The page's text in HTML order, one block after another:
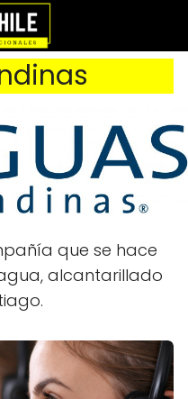
que se hace
alcantarillado